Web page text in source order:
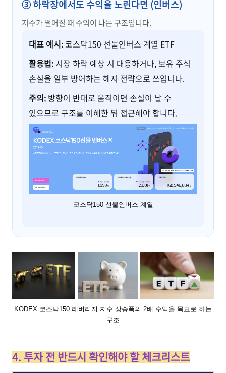
③ 하락장에서도 수익을 노린다면 (인버스)
지수가 떨어질 때 수익이 나는 구조입니다.
대표 예시: 코스닥150 선물인버스 계열 ETF
활용법: 시장 하락 예상 시 대응하거나, 보유 주식
손실을 일부 방어하는 헤지 전략으로 쓰입니다.
주의: 방향이 반대로 움직이면 손실이 날 수
있으므로 구조를 이해한 뒤 접근해야 합니다.
코스닥150 선물인버스 계열
KODEX 코스닥150 레버리지 지수 상승폭의 2배 수익을 목표로 하는
구조
4. 투자 전 반드시 확인해야 할 체크리스트